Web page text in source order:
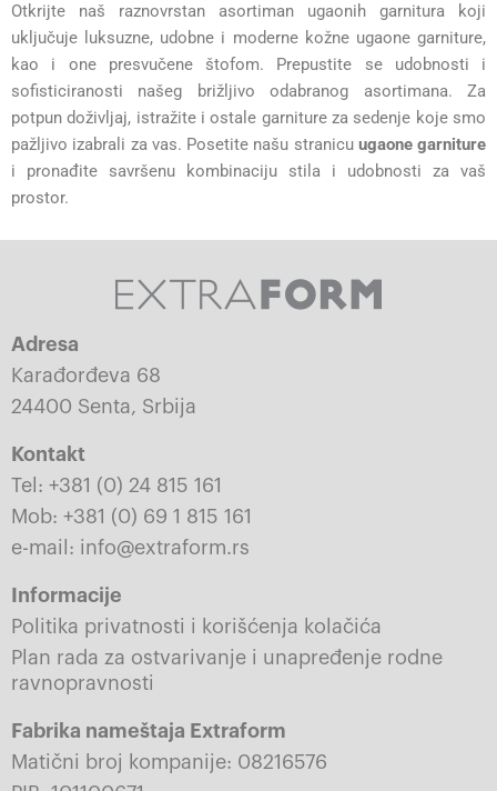
Otkrijte naš raznovrstan asortiman ugaonih garnitura koji
uključuje luksuzne, udobne i moderne kožne ugaone garniture,
kao i one presvučene štofom. Prepustite se udobnosti i
sofisticiranosti našeg brižljivo odabranog asortimana. Za
potpun doživljaj, istražite i ostale garniture za sedenje koje smo
pažljivo izabrali za vas. Posetite našu stranicu ugaone garniture
i pronađite savršenu kombinaciju stila i udobnosti za vaš
prostor.
Adresa
Karađorđeva 68
24400 Senta, Srbija
Kontakt
Tel: +381 (0) 24 815 161
Mob: +381 (0) 69 1 815 161
e-mail: info@extraform.rs
Informacije
Politika privatnosti i korišćenja kolačića
Plan rada za ostvarivanje i unapređenje rodne
ravnopravnosti
Fabrika nameštaja Extraform
Matični broj kompanije: 08216576